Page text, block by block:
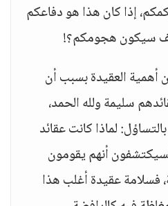
إذا كان هذا هو دفاعكم
سيكون هجومكم؟!
أهمية العقيدة بسبب أن
سليمة ولله الحمد،
لماذا كانت عقائد
أنهم يقومون
فسلامة عقيدة أغلب هذا